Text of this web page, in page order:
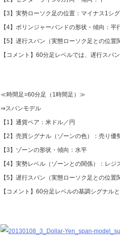
【3】実勢ローソク足の位置：マイナス1シ
【4】ボリンジャーバンドの形状・傾向：平
【5】遅行スパン（実態ローソク足との位置
【コメント】60分足レベルでは、遅行スパ
≪時間足=60分足（1時間足）≫
⇒スパンモデル
【1】通貨ペア：米ドル／円
【2】売買シグナル（ゾーンの色）：売り優
【3】ゾーンの形状・傾向：水平
【4】実勢レベル（ゾーンとの関係）：レ
【5】遅行スパン（実態ローソク足との位
【コメント】60分足レベルの基調シグナル